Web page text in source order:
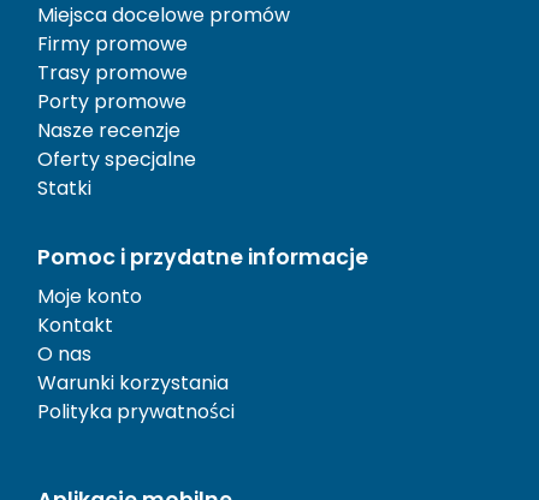
Miejsca docelowe promów
Firmy promowe
Trasy promowe
Porty promowe
Nasze recenzje
Oferty specjalne
Statki
Pomoc i przydatne informacje
Moje konto
Kontakt
O nas
Warunki korzystania
Polityka prywatności